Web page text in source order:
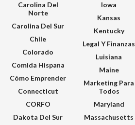
Carolina Del
Norte
Carolina Del Sur
Chile
Colorado
Comida Hispana
Cómo Emprender
Connecticut
CORFO
Dakota Del Sur
Iowa
Kansas
Kentucky
Legal Y Finanzas
Luisiana
Maine
Marketing Para
Todos
Maryland
Massachusetts